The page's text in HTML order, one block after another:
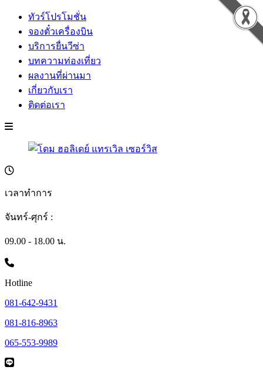
ทัวร์โปรโมชั่น
จองตั๋วเครื่องบิน
บริการยื่นวีซ่า
บทความท่องเที่ยว
ผลงานที่ผ่านมา
เกี่ยวกับเรา
ติดต่อเรา
เวลาทำการ
จันทร์-ศุกร์ :
09.00 - 18.00 น.
Hotline
081-642-9431
081-816-8963
065-553-9989